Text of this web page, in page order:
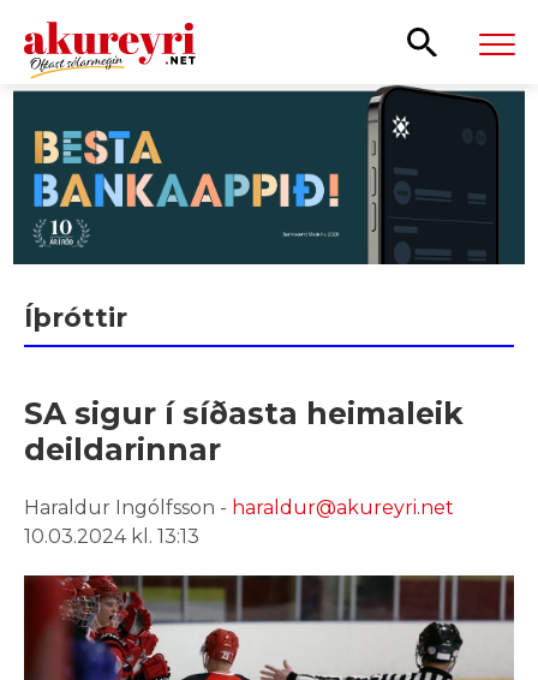
Íþróttir
SA sigur í síðasta heimaleik
deildarinnar
Haraldur Ingólfsson - haraldur@akureyri.net
10.03.2024 kl. 13:13